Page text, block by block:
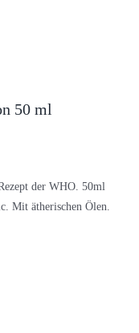
50 ml
der WHO. 50ml
Mit ätherischen Ölen.